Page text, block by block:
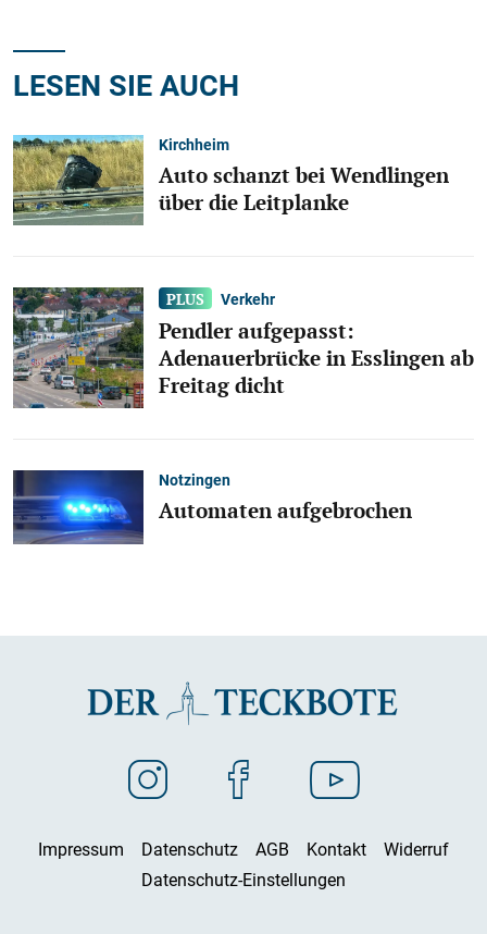
LESEN SIE AUCH
Kirchheim
Auto schanzt bei Wendlingen
über die Leitplanke
Verkehr
Pendler aufgepasst:
Adenauerbrücke in Esslingen ab
Freitag dicht
Notzingen
Automaten aufgebrochen
Impressum Datenschutz AGB Kontakt
Widerruf
Datenschutz-Einstellungen